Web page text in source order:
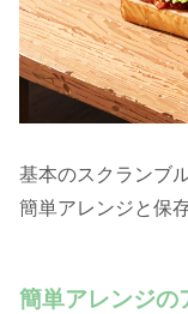
基本のスクランブ
簡単アレンジと保
簡単アレンジの